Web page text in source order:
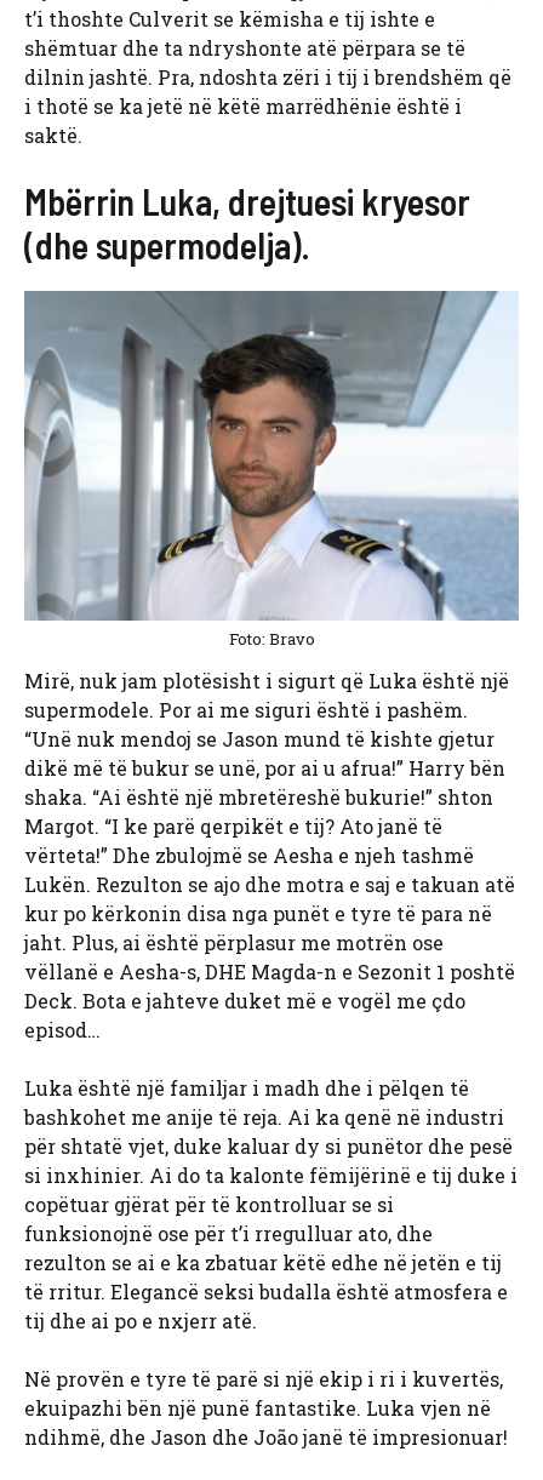
t’i thoshte Culverit se këmisha e tij ishte e
shëmtuar dhe ta ndryshonte atë përpara se të
dilnin jashtë. Pra, ndoshta zëri i tij i brendshëm që
i thotë se ka jetë në këtë marrëdhënie është i
saktë.
Mbërrin Luka, drejtuesi kryesor
(dhe supermodelja).
Foto: Bravo
Mirë, nuk jam plotësisht i sigurt që Luka është një
supermodele. Por ai me siguri është i pashëm.
“Unë nuk mendoj se Jason mund të kishte gjetur
dikë më të bukur se unë, por ai u afrua!” Harry bën
shaka. “Ai është një mbretëreshë bukurie!” shton
Margot. “I ke parë qerpikët e tij? Ato janë të
vërteta!” Dhe zbulojmë se Aesha e njeh tashmë
Lukën. Rezulton se ajo dhe motra e saj e takuan atë
kur po kërkonin disa nga punët e tyre të para në
jaht. Plus, ai është përplasur me motrën ose
vëllanë e Aesha-s, DHE Magda-n e Sezonit 1 poshtë
Deck. Bota e jahteve duket më e vogël me çdo
episod…
Luka është një familjar i madh dhe i pëlqen të
bashkohet me anije të reja. Ai ka qenë në industri
për shtatë vjet, duke kaluar dy si punëtor dhe pesë
si inxhinier. Ai do ta kalonte fëmijërinë e tij duke i
copëtuar gjërat për të kontrolluar se si
funksionojnë ose për t’i rregulluar ato, dhe
rezulton se ai e ka zbatuar këtë edhe në jetën e tij
të rritur. Elegancë seksi budalla është atmosfera e
tij dhe ai po e nxjerr atë.
Në provën e tyre të parë si një ekip i ri i kuvertës,
ekuipazhi bën një punë fantastike. Luka vjen në
ndihmë, dhe Jason dhe João janë të impresionuar!